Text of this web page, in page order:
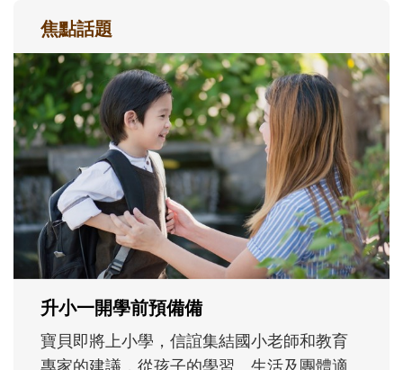
焦點話題
和孩子一起長大的那個男人│讀懂父親的
不同模樣
沒有人天生就擅長當爸爸！男人總是在一次
次「前所未有」的體驗中，跟著孩子一起長
大。從給予安全感的肢體遊戲，到獨立自
主、角色認同及解決問題的能力養成。爸爸
正嘗試用不同的模樣，參與孩子每個重要的